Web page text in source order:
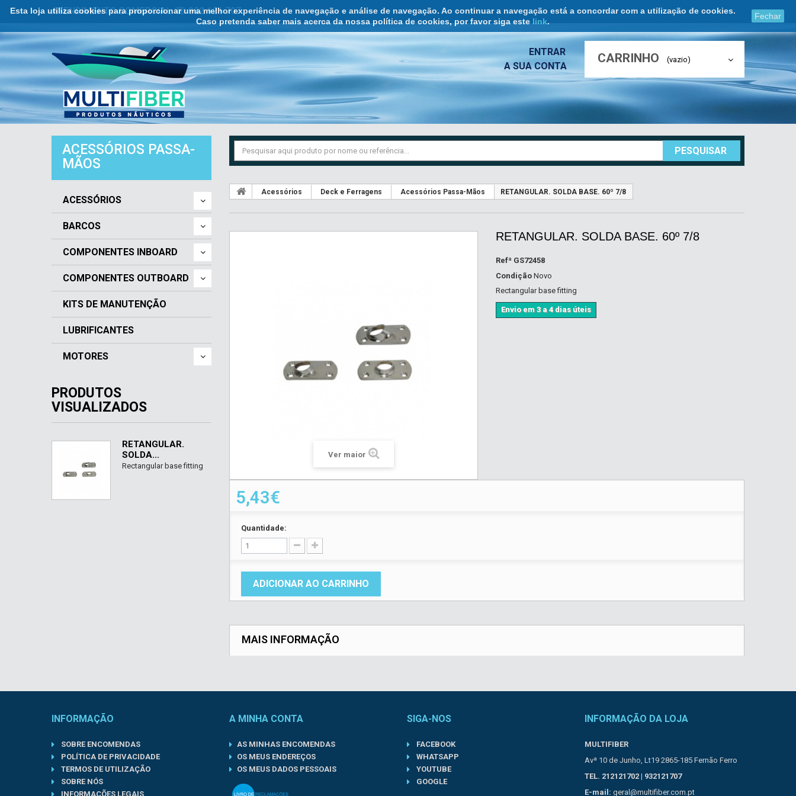
Esta loja utiliza cookies para proporcionar uma melhor experiência de navegação e análise de navegação. Ao continuar a navegação está a concordar com a utilização de cookies.
Caso pretenda saber mais acerca da nossa política de cookies, por favor siga este link.
Fechar
ATENDIMENTO COMERCIAL ☏ 932 121 707
CARRINHO (vazio)
ENTRAR
A SUA CONTA
PESQUISAR
ACESSÓRIOS PASSA-
MÃOS
ACESSÓRIOS
BARCOS
COMPONENTES INBOARD
COMPONENTES OUTBOARD
KITS DE MANUTENÇÃO
LUBRIFICANTES
MOTORES
PRODUTOS
VISUALIZADOS
RETANGULAR.
SOLDA...
Rectangular base fitting
Acessórios Deck e Ferragens Acessórios Passa-Mãos RETANGULAR. SOLDA BASE. 60º 7/8
Ver maior
RETANGULAR. SOLDA BASE. 60º 7/8
Refª GS72458
Condição Novo
Rectangular base fitting
Envio em 3 a 4 dias úteis
5,43€
Quantidade:
ADICIONAR AO CARRINHO
MAIS INFORMAÇÃO
INFORMAÇÃO
SOBRE ENCOMENDAS
POLÍTICA DE PRIVACIDADE
TERMOS DE UTILIZAÇÃO
SOBRE NÓS
INFORMAÇÕES LEGAIS
A MINHA CONTA
AS MINHAS ENCOMENDAS
OS MEUS ENDEREÇOS
OS MEUS DADOS PESSOAIS
SIGA-NOS
FACEBOOK
WHATSAPP
YOUTUBE
GOOGLE
INFORMAÇÃO DA LOJA
MULTIFIBER
Avª 10 de Junho, Lt19 2865-185 Fernão Ferro
TEL. 212121702 | 932121707
E-mail: geral@multifiber.com.pt